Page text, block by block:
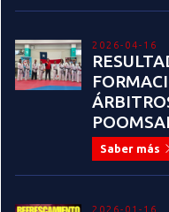
2026-04-16
Saber más
2026-01-16